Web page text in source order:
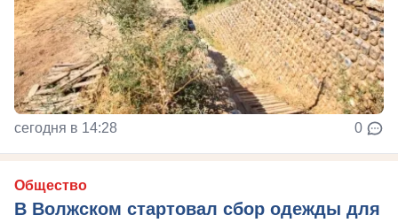
сегодня в 14:28 0
Общество
В Волжском стартовал сбор одежды для